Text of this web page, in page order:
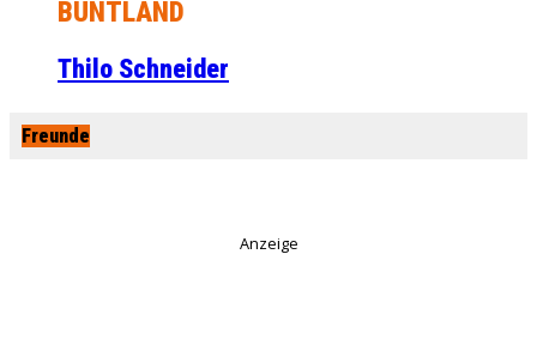
BUNTLAND
Thilo Schneider
Freunde
Anzeige